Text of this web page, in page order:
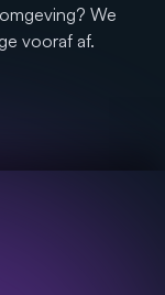
We
vooraf af.